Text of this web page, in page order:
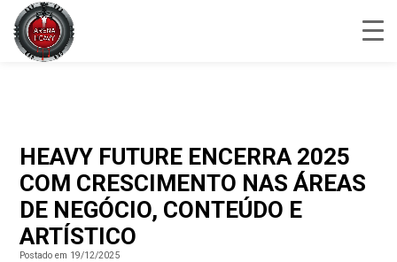
HEAVY FUTURE ENCERRA 2025
COM CRESCIMENTO NAS ÁREAS
DE NEGÓCIO, CONTEÚDO E
ARTÍSTICO
Postado em 19/12/2025